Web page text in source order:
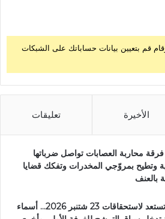
قم بتعيين بيانات حساباتك على الشبكات
الأخيرة تعليقات
فرقة محاربة العصابات تواصل ضرباتها
وتطيح بمروّجي المخدرات وتفكك قضايا
بالعنف
تازة تستعد لاستحقاقات 23 شتنبر 2026… أسماء